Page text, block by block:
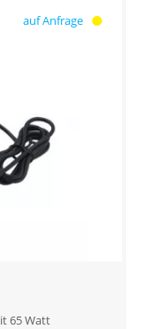
auf Anfrage
65 Watt